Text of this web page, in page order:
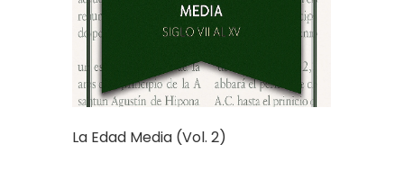
La Edad Media (Vol. 2)